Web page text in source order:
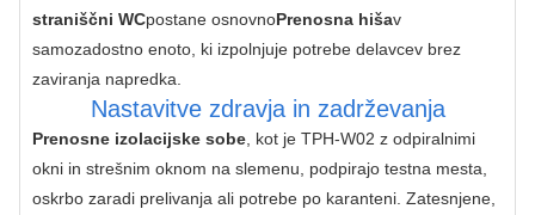
straniščni WCpostane osnovnoPrenosna hišav
samozadostno enoto, ki izpolnjuje potrebe delavcev brez
zaviranja napredka.
Nastavitve zdravja in zadrževanja
Prenosne izolacijske sobe , kot je TPH-W02 z odpiralnimi
okni in strešnim oknom na slemenu, podpirajo testna mesta,
oskrbo zaradi prelivanja ali potrebe po karanteni. Zatesnjene,